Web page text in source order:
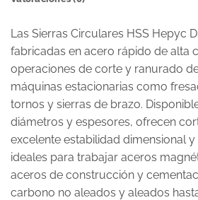
Las Sierras Circulares HSS Hepyc
fabricadas en acero rápido de alta
operaciones de corte y ranurado
máquinas estacionarias como
tornos y sierras de brazo.
diámetros y espesores, ofrecen
excelente estabilidad dimensional
ideales para trabajar aceros
aceros de construcción y
carbono no aleados y aleados